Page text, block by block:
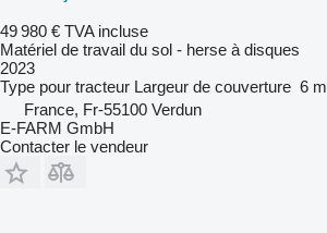
49 980 € TVA incluse
Matériel de travail du sol - herse à disques
2023
Type pour tracteur Largeur de couverture 6 m
France, Fr-55100 Verdun
E-FARM GmbH
Contacter le vendeur